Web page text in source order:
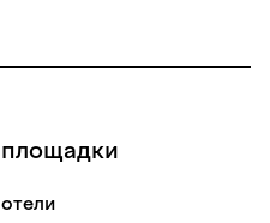
площадки
отели